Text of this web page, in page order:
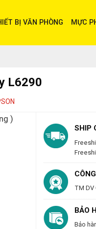
BỊ VĂN PHÒNG MỰC
L6290
)
SHIP
TM DV
BẢO
Bảo